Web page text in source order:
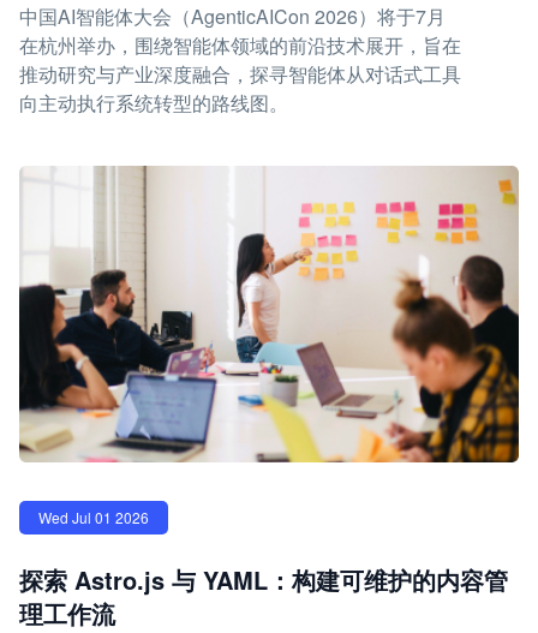
中国AI智能体大会（AgenticAICon 2026）将于7月
在杭州举办，围绕智能体领域的前沿技术展开，旨在
推动研究与产业深度融合，探寻智能体从对话式工具
向主动执行系统转型的路线图。
Wed Jul 01 2026
探索 Astro.js 与 YAML：构建可维护的内容管
理工作流